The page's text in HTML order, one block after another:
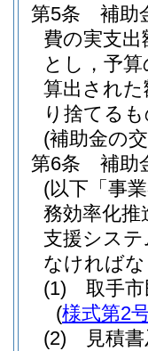
第5条
補助
費の実支
とし，予
算出され
り捨てる
(補助金の
第6条
補助
(以下「事
務効率化推
支援シス
なければ
(1)
取手
(様式第2
(2)
見積